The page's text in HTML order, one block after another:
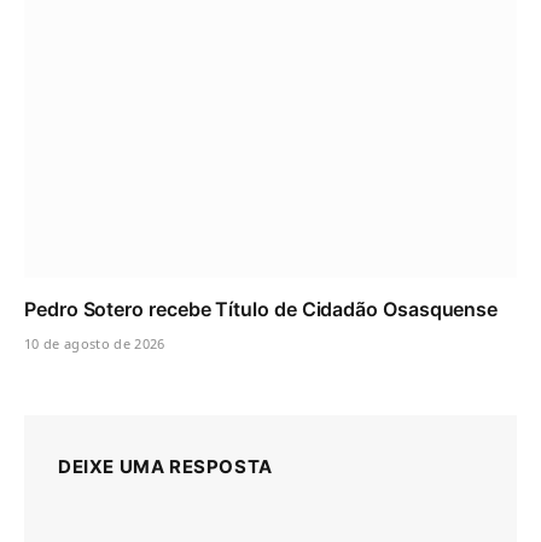
Pedro Sotero recebe Título de Cidadão Osasquense
10 de agosto de 2026
DEIXE UMA RESPOSTA